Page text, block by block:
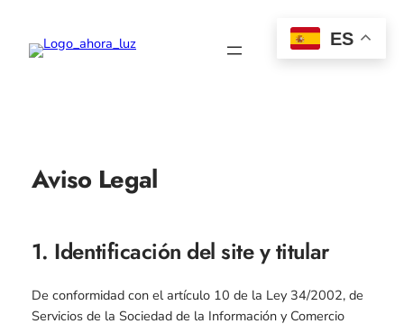
contenido
Instagram
TikTok
Aviso Legal
1. Identificación del site y titular
De conformidad con el artículo 10 de la Ley 34/2002, de
Servicios de la Sociedad de la Información y Comercio
ES